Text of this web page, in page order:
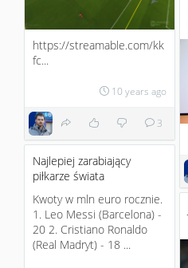
https://streamable.com/kk
fc...
10 years ago
3
Najlepiej zarabiający
piłkarze świata
Kwoty w mln euro rocznie.
1. Leo Messi (Barcelona) -
20 2. Cristiano Ronaldo
(Real Madryt) - 18 ...